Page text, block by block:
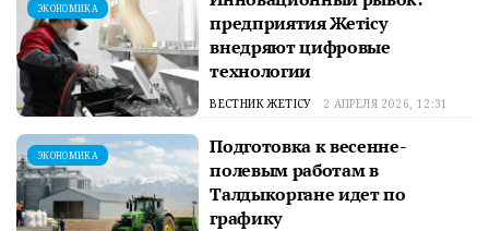
ЭКОНОМИКА
предприятия Жетісу
внедряют цифровые
технологии
ВЕСТНИК ЖЕТІСУ 2 АПРЕЛЯ 2026, 12:31
ЭКОНОМИКА
Подготовка к весенне-
полевым работам в
Талдыкоргане идет по
графику